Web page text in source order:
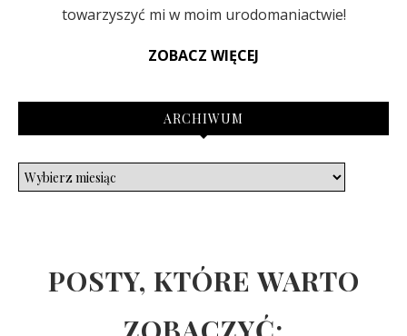
towarzyszyć mi w moim urodomaniactwie!
ZOBACZ WIĘCEJ
ARCHIWUM
POSTY, KTÓRE WARTO